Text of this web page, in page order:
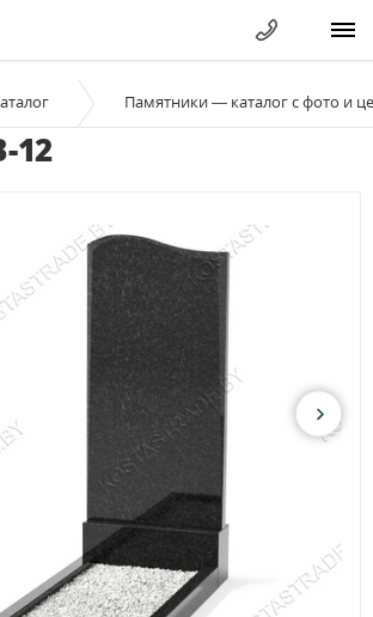
Памятники — каталог с фото и
12